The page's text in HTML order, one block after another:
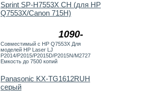
1090-
Sprint SP-H7553X CH (для HP
Q7553X/Canon 715H)
Совместимый с HP Q7553X Для
моделей HP Laser LJ
P2014/P2015/P2015D/P2015N/M2727
Емкость до 7500 копий
Panasonic KX-TG1612RUH
серый